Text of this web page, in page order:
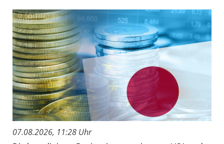
07.08.2026, 11:28 Uhr